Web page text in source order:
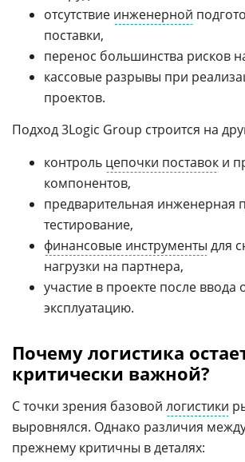
отсутствие инженерной
поставки,
перенос большинства рисков
кассовые разрывы при
проектов.
Подход 3Logic Group строится на
контроль цепочки поставок и
компонентов,
предварительная инженерная
тестирование,
финансовые инструменты для
нагрузки на партнера,
участие в проекте после ввода
эксплуатацию.
Почему логистика
критически важной?
С точки зрения базовой логистики
выровнялся. Однако различия
прежнему критичны в деталях: